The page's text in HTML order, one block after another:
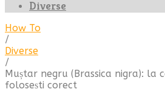
Diverse
How To
/
Diverse
/
Muștar negru (Brassica nigra): la
folosești corect